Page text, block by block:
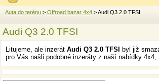
Auta do terénu > Offroad bazar 4x4 > Audi Q3 2.0 TFSI
Audi Q3 2.0 TFSI
Litujeme, ale inzerát Audi Q3 2.0 TFSI
byl již
pro Vás našli podobné inzeráty z naší nabídky 4x4,